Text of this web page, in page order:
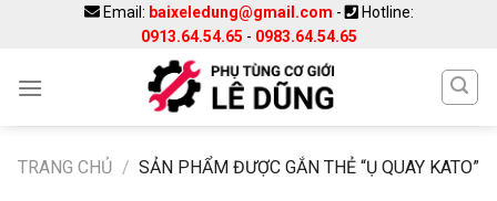
Email: baixeledung@gmail.com -
Hotline:
0913.64.54.65 - 0983.64.54.65
TRANG CHỦ / SẢN PHẨM ĐƯỢC GẮN THẺ “Ụ QUAY KATO”